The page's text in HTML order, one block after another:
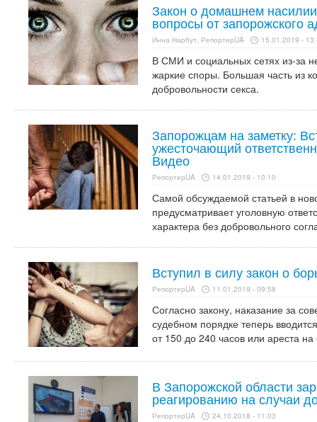
Закон о домашнем
вопросы от запорожского
Инна Нарбут, РепортерUA 15.01.2019 -
В СМИ и социальных сетях из-за
жаркие споры. Большая часть из
добровольности секса.
Запорожцам на заметку:
ужесточающий
Видео
РепортерUA 14.01.2019 - 10:10
Самой обсуждаемой статьей в
предусматривает уголовную
характера без добровольного
Вступил в силу закон о
РепортерUA 11.01.2019 - 09:58
Согласно закону, наказание за
судебном порядке теперь
от 150 до 240 часов или ареста
В Запорожской области
реагированию на случаи
РепортерUA 24.10.2018 - 11:03